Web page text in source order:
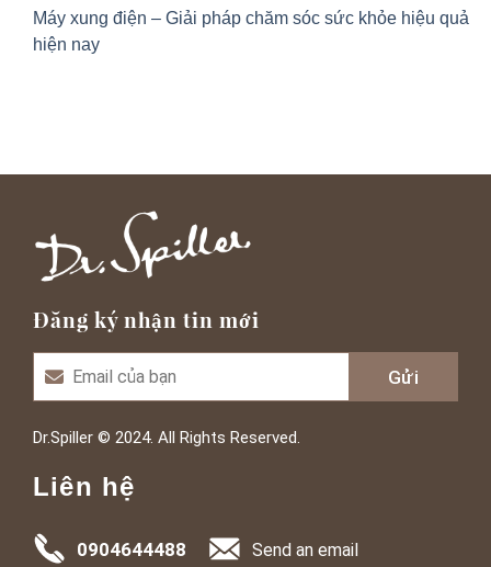
Máy xung điện – Giải pháp chăm sóc sức khỏe hiệu quả
hiện nay
Đăng ký nhận tin mới
Dr.Spiller © 2024. All Rights Reserved.
Liên hệ
0904644488 Send an email